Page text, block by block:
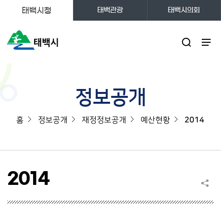
태백시청 태백관광 태백시의회
정보공개
홈 정보공개 재정정보공개 예산현황 2014
2014